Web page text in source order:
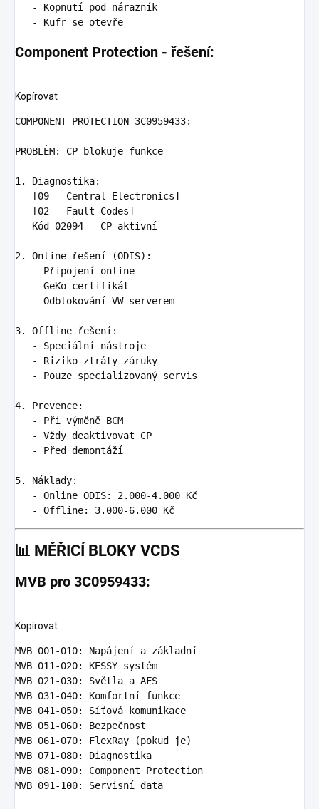
-
Kopnutí pod nárazník
-
Kufr se otevře
Component Protection - řešení:
Kopírovat
COMPONENT PROTECTION 3C0959433
PROBLÉM: CP blokuje funkce
1. Diagnostika:
[09 - Central Electronics]
   [02 - Fault Codes]
   Kód 02094 = CP aktivní
2. Online řešení (ODIS) :
-
Připojení online
-
GeKo certifikát
-
Odblokování VW serverem
3. Offline řešení :
-
Speciální nástroje
-
Riziko ztráty záruky
-
Pouze specializovaný servis
4. Prevence:
-
Při výměně BCM
-
Vždy deaktivovat CP
-
Před demontáží
5. Náklady:
-
Online ODIS: 2.000-4.000 Kč
-
Offline: 3.000-6.000 Kč
📊 MĚŘICÍ BLOKY VCDS
MVB pro 3C0959433:
Kopírovat
MVB 001-010:
Napájení a základní
MVB 011-020:
KESSY systém
MVB 021-030:
Světla a AFS
MVB 031-040:
Komfortní funkce
MVB 041-050:
Síťová komunikace
MVB 051-060:
Bezpečnost
MVB 061-070:
FlexRay (pokud je)
MVB 071-080:
Diagnostika
MVB 081-090:
Component Protection
MVB 091-100: Servisní data